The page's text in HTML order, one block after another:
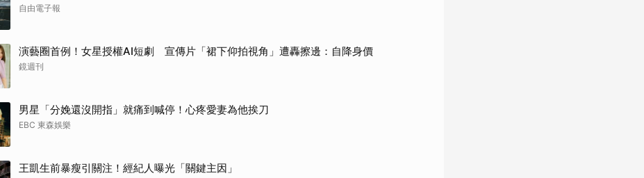
自由電子報
演藝圈首例！女星授權AI短劇 宣傳片「裙下仰拍視角」遭轟擦邊：自降身價
鏡週刊
男星「分娩還沒開指」就痛到喊停！心疼愛妻為他挨刀
EBC 東森娛樂
王凱生前暴瘦引關注！經紀人曝光「關鍵主因」